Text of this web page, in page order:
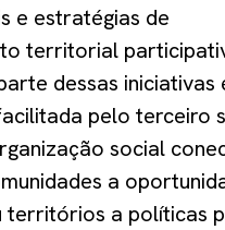
e estratégias de
territorial
dessas iniciativas
pelo terceiro
social
a
territórios a políticas